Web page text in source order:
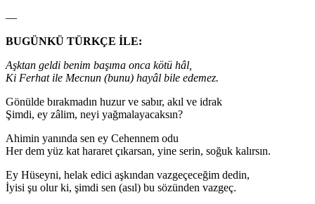
—
BUGÜNKÜ TÜRKÇE İLE:
Aşktan geldi benim başıma onca kötü hâl,
Ki Ferhat ile Mecnun (bunu) hayâl bile edemez.
Gönülde bırakmadın huzur ve sabır, akıl ve idrak
Şimdi, ey zâlim, neyi yağmalayacaksın?
Ahimin yanında sen ey Cehennem odu
Her dem yüz kat hararet çıkarsan, yine serin, soğuk kalırsın.
Ey Hüseyni, helak edici aşkından vazgeçeceğim dedin,
İyisi şu olur ki, şimdi sen (asıl) bu sözünden vazgeç.